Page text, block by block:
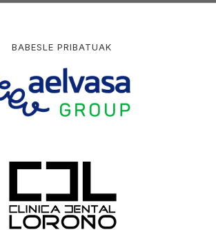
BABESLE PRIBATUAK